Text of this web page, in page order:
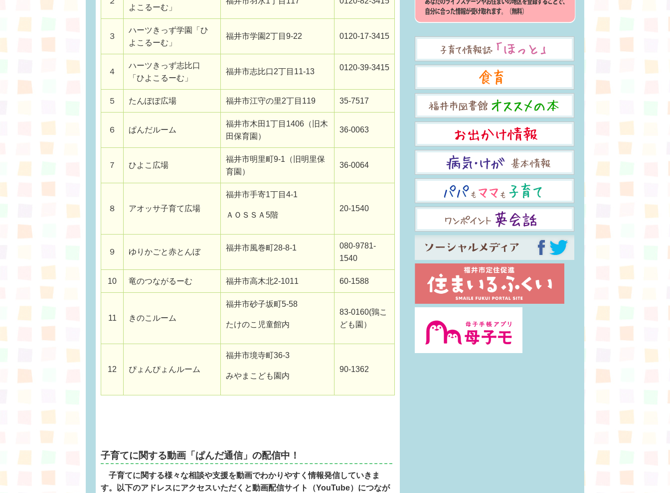
よこるーむ」
３
ハーツきっず学園「ひ
よこるーむ」
福井市学園2丁目9-22 0120-17-3415
４
ハーツきっず志比口
「ひよこるーむ」
福井市志比口2丁目11-13 0120-39-3415
５ たんぽぽ広場 福井市江守の里2丁目119 35-7517
６ ぱんだルーム
福井市木田1丁目1406（旧木
田保育園）
36-0063
７ ひよこ広場
福井市明里町9-1（旧明里保
育園）
36-0064
８ アオッサ子育て広場
福井市手寄1丁目4-1
ＡＯＳＳＡ5階
20-1540
９ ゆりかごと赤とんぼ 福井市風巻町28-8-1
080-9781-
1540
10 竜のつながるーむ 福井市高木北2-1011 60-1588
11 きのこルーム
福井市砂子坂町5-58
たけのこ児童館内
83-0160(鶉こ
ども園）
12 ぴょんぴょんルーム
福井市境寺町36-3
みやまこども園内
90-1362
子育てに関する動画「ぱんだ通信」の配信中！
子育てに関する様々な相談や支援を動画でわかりやすく情報発信していきま
す。以下のアドレスにアクセスいただくと動画配信サイト（YouTube）につなが